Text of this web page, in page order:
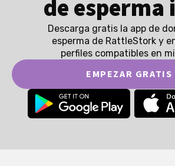
de esperma
Descarga gratis la app de
esperma de RattleStork y
perfiles compatibles en
EMPEZAR GRATIS